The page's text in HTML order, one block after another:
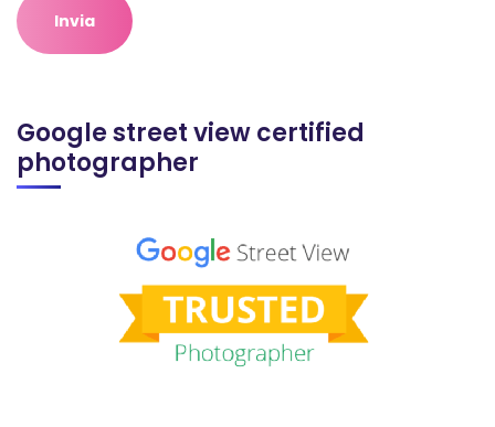
Google street view certified
photographer